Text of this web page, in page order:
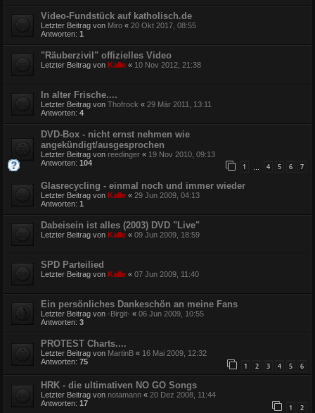
Video-Fundstück auf katholisch.de
Letzter Beitrag von Miro « 20 Okt 2017, 08:55
Antworten: 1
"Räuberzivil" offizielles Video
Letzter Beitrag von Kalle « 10 Nov 2012, 21:38
In alter Frische....
Letzter Beitrag von Thofrock « 29 Mär 2011, 13:11
Antworten: 4
DVD-Box - nicht ernst nehmen wie
angekündigt/ausgesprochen
Letzter Beitrag von reedinger « 19 Nov 2010, 09:13
Antworten: 104 1 4 5 6 7
Glasrecycling - einmal noch und immer wieder
Letzter Beitrag von Kalle « 29 Jun 2009, 04:13
Antworten: 1
Dabeisein ist alles (2003) DVD "Live"
Letzter Beitrag von Kalle « 09 Jun 2009, 18:59
SPD Parteilied
Letzter Beitrag von Kalle « 07 Jun 2009, 11:40
Ein persönliches Dankeschön an meine Fans
Letzter Beitrag von -Birgit- « 06 Jun 2009, 10:55
Antworten: 3
PROTEST Charts....
Letzter Beitrag von MartinB « 16 Mai 2009, 12:32
Antworten: 75 1 2 3 4 5 6
HRK - die ultimativen NO GO Songs
Letzter Beitrag von notamann « 20 Dez 2008, 11:44
Antworten: 17 1 2